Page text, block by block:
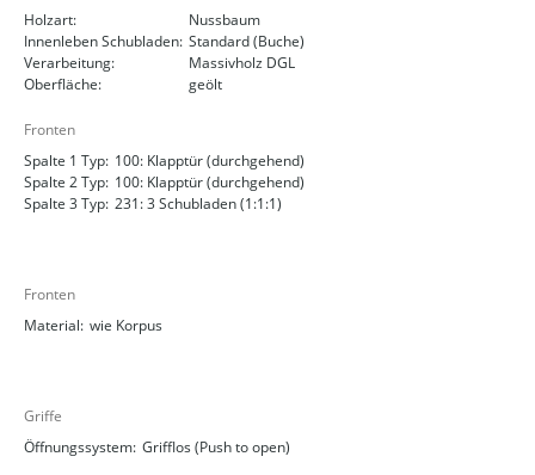
Holzart:
Nussbaum
Innenleben Schubladen: Standard (Buche)
Verarbeitung:
Massivholz DGL
Oberfläche:
geölt
Fronten
Spalte 1 Typ: 100: Klapptür (durchgehend)
Spalte 2 Typ: 100: Klapptür (durchgehend)
Spalte 3 Typ: 231: 3 Schubladen (1:1:1)
Fronten
Material: wie Korpus
Griffe
Öffnungssystem: Grifflos (Push to open)